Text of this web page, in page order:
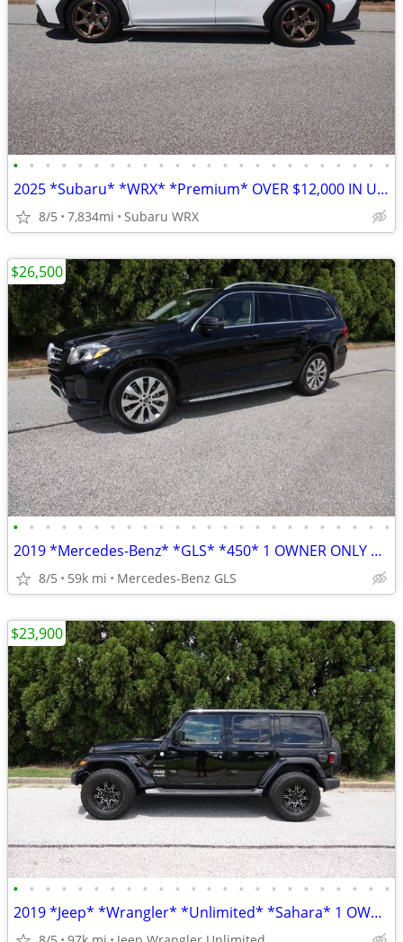
• • • • • • • • • • • • • • • • • • • • • • • •
2025 *Subaru* *WRX* *Premium* OVER $12,000 IN UPGRADES
8/5 7,834mi Subaru WRX
• • • • • • • • • • • • • • • • • • • • • • • •
2019 *Mercedes-Benz* *GLS* *450* 1 OWNER ONLY 58K MILES
8/5 59k mi Mercedes-Benz GLS
$26,500
• • • • • • • • • • • • • • • • • • • • • • • •
2019 *Jeep* *Wrangler* *Unlimited* *Sahara* 1 OWNER HARD LOADED
$23,900